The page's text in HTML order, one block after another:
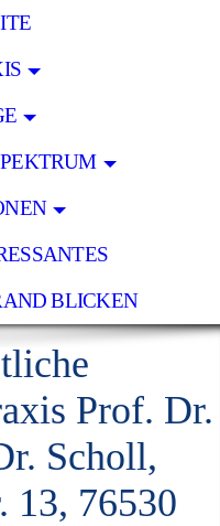
BLICKEN
Prof. Dr.
Scholl,
13, 76530